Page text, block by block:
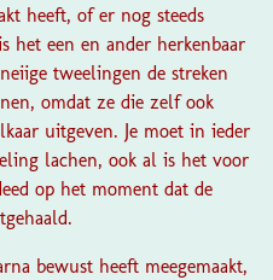
heeft, of er nog steeds
het een en ander herkenbaar
tweelingen de streken
omdat ze die zelf ook
uitgeven. Je moet in ieder
lachen, ook al is het voor
op het moment dat de
bewust heeft meegemaakt,